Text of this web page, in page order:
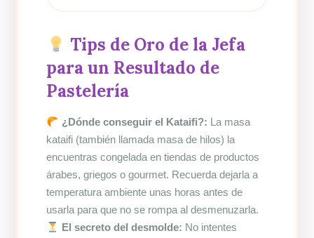
Tips de Oro de la Jefa
para un Resultado de
Pastelería
¿Dónde conseguir el Kataifi?: La masa
kataifi (también llamada masa de hilos) la
encuentras congelada en tiendas de productos
árabes, griegos o gourmet. Recuerda dejarla a
temperatura ambiente unas horas antes de
usarla para que no se rompa al desmenuzarla.
El secreto del desmolde: No intentes